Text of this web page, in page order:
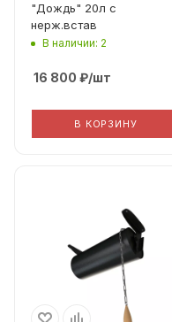
"Дождь" 20л с
нерж.встав
В наличии: 2
16 800 ₽/шт
В КОРЗИНУ